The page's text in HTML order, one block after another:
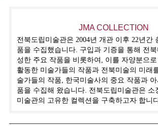
JMA COLLECTION
전북도립미술관은 2004년 개관 이후 22년간
품을 수집했습니다. 구입과 기증을 통해 전
성한 주요 작품을 비롯하여, 이를 자양분으
활동한 미술가들의 작품과 전북미술의 미래
술가들의 작품, 한국미술사의 중요 작품과
품을 수집해 왔습니다. 전북도립미술관은 소
미술관의 고유한 컬렉션을 구축하고자 합니